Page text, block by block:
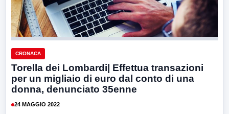
CRONACA
Torella dei Lombardi| Effettua transazioni
per un migliaio di euro dal conto di una
donna, denunciato 35enne
24 MAGGIO 2022